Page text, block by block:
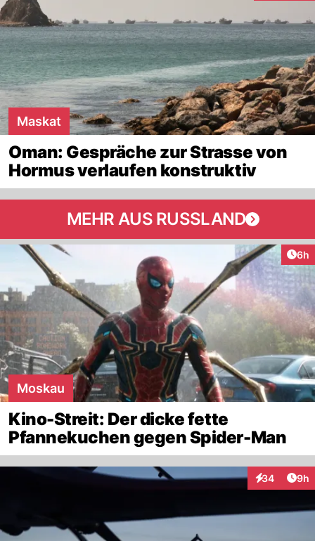
Maskat
Oman: Gespräche zur Strasse von
Hormus verlaufen konstruktiv
MEHR AUS RUSSLAND
6h
Moskau
Kino-Streit: Der dicke fette
Pfannekuchen gegen Spider-Man
34
Interaktionen
9h